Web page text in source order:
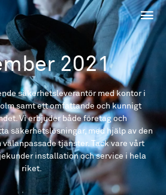
2021
säkerhetsleverantör med kontor i
samt ett omfattande och kunnigt
Vi erbjuder både företag och
säkerhetslösningar, med hjälp av den
tjänster. Tack vare vårt
installation och service i hela
riket.